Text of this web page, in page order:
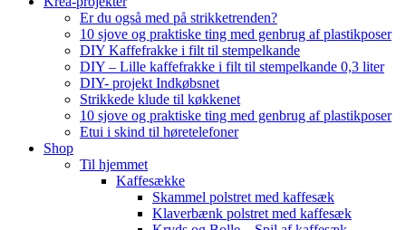
Er du også med på strikketrenden?
10 sjove og praktiske ting med genbrug af plastikposer
DIY Kaffefrakke i filt til stempelkande
DIY – Lille kaffefrakke i filt til stempelkande 0,3 liter
DIY- projekt Indkøbsnet
Strikkede klude til køkkenet
10 sjove og praktiske ting med genbrug af plastikposer
Etui i skind til høretelefoner
Shop
Til hjemmet
Kaffesække
Skammel polstret med kaffesæk
Klaverbænk polstret med kaffesæk